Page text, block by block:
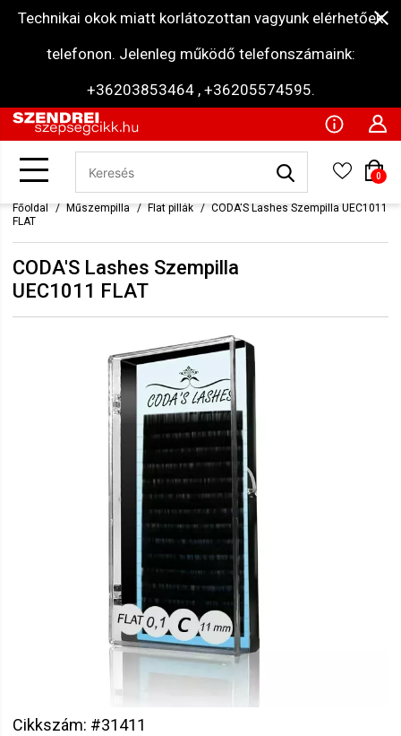
Technikai okok miatt korlátozottan vagyunk elérhetőek
telefonon. Jelenleg működő telefonszámaink:
+36203853464 , +36205574595.
0
Főoldal Műszempilla Flat pillák
CODA'S Lashes Szempilla UEC1011
FLAT
CODA'S Lashes Szempilla
UEC1011 FLAT
Cikkszám: #31411